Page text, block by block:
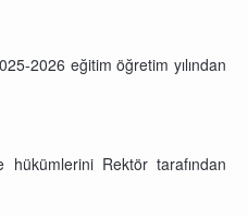
2026 eğitim öğretim yılından
hükümlerini Rektör tarafından